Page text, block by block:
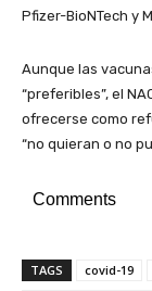
Pfizer-BioNTech y
Aunque las
“preferibles”, el
ofrecerse como
“no quieran o no
Comments
TAGS covid-19